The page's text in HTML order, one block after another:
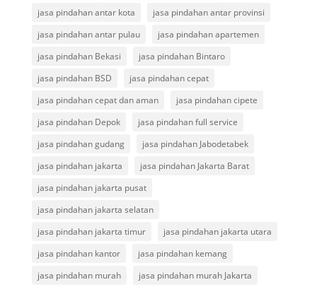
jasa pindahan antar kota
jasa pindahan antar provinsi
jasa pindahan antar pulau
jasa pindahan apartemen
jasa pindahan Bekasi
jasa pindahan Bintaro
jasa pindahan BSD
jasa pindahan cepat
jasa pindahan cepat dan aman
jasa pindahan cipete
jasa pindahan Depok
jasa pindahan full service
jasa pindahan gudang
jasa pindahan Jabodetabek
jasa pindahan jakarta
jasa pindahan Jakarta Barat
jasa pindahan jakarta pusat
jasa pindahan jakarta selatan
jasa pindahan jakarta timur
jasa pindahan jakarta utara
jasa pindahan kantor
jasa pindahan kemang
jasa pindahan murah
jasa pindahan murah Jakarta